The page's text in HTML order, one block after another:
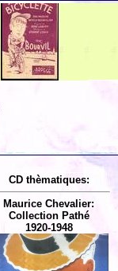
CD thèmatiques:
Maurice Chevalier:
Collection Pathé
1920-1948